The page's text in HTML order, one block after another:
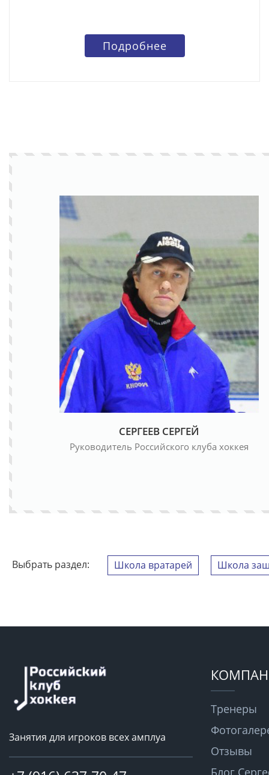
Подробнее
СЕРГЕЕВ СЕРГЕЙ
Руководитель Российского клуба хоккея
Выбрать раздел: Школа вратарей Школа
Занятия для игроков всех амплуа
Тренеры
Отзывы
Блог